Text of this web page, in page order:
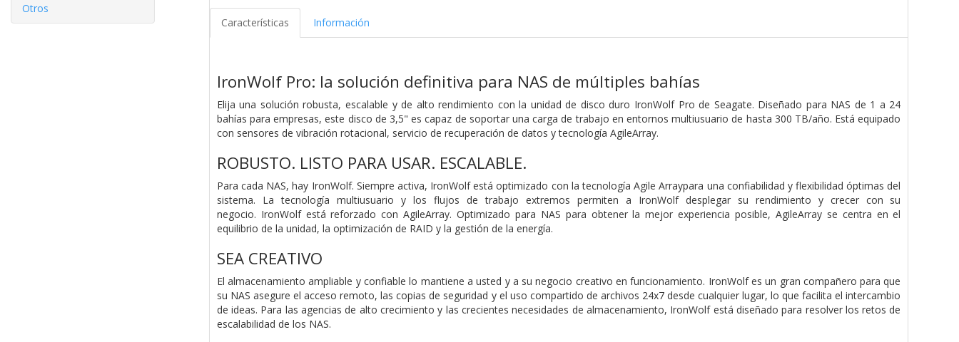
Otros
Características Información
IronWolf Pro: la solución definitiva para NAS de múltiples bahías
Elija una solución robusta, escalable y de alto rendimiento con la unidad de disco duro IronWolf Pro de Seagate. Diseñado para NAS de 1 a 24
bahías para empresas, este disco de 3,5" es capaz de soportar una carga de trabajo en entornos multiusuario de hasta 300 TB/año. Está equipado
con sensores de vibración rotacional, servicio de recuperación de datos y tecnología AgileArray.
ROBUSTO. LISTO PARA USAR. ESCALABLE.
Para cada NAS, hay IronWolf. Siempre activa, IronWolf está optimizado con la tecnologíaAgile Arraypara una confiabilidad y flexibilidad óptimas del
sistema. La tecnología multiusuario y los flujos de trabajo extremos permiten a IronWolf desplegar su rendimiento y crecer con su
negocio. IronWolf está reforzado con AgileArray. Optimizado para NAS para obtener la mejor experiencia posible, AgileArray se centra en el
equilibrio de la unidad, la optimización de RAID y la gestión de la energía.
SEA CREATIVO
El almacenamiento ampliable y confiable lo mantiene a usted y a su negocio creativo en funcionamiento. IronWolf es un gran compañero para que
su NAS asegure el acceso remoto, las copias de seguridad y el uso compartido de archivos 24x7 desde cualquier lugar, lo que facilita el intercambio
de ideas. Para las agencias de alto crecimiento y las crecientes necesidades de almacenamiento, IronWolf está diseñado para resolver los retos de
escalabilidad de los NAS.